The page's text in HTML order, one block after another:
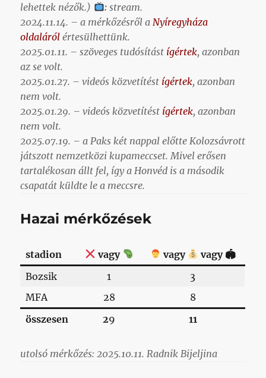
lehettek nézők.)
:stream.
2024.11.14. – a mérkőzésről a Nyíregyháza
oldalárólértesülhettünk.
2025.01.11. – szöveges tudósítást ígértek, azonban
az se volt.
2025.01.27. – videós közvetítést ígértek, azonban
nem volt.
2025.01.29. – videós közvetítést ígértek, azonban
nem volt.
2025.07.19. – a Paks két nappal előtte Kolozsávrott
játszott nemzetközi kupameccset. Mivel erősen
tartalékosan állt fel, így a Honvéd is a második
csapatát küldte le a meccsre.
Hazai mérkőzések
stadion vagy vagy
vagy 🏟
Bozsik
1
3
MFA
28
8
összesen
29 11
utolsó mérkőzés: 2025.10.11. Radnik Bijeljina